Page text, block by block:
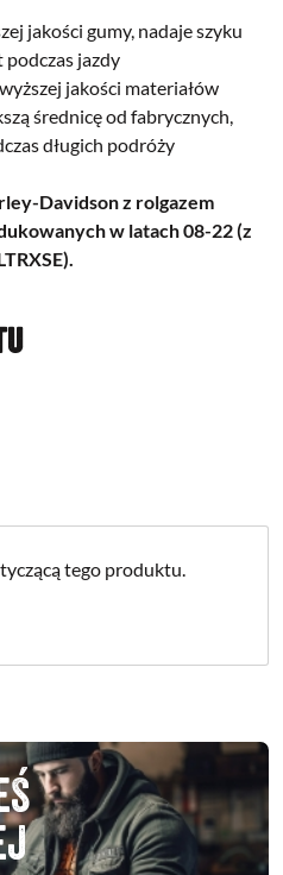
jakości gumy, nadaje szyku
jazdy
jakości materiałów
średnicę od fabrycznych,
długich podróży
Davidson z rolgazem
w latach 08-22 (z
tego produktu.